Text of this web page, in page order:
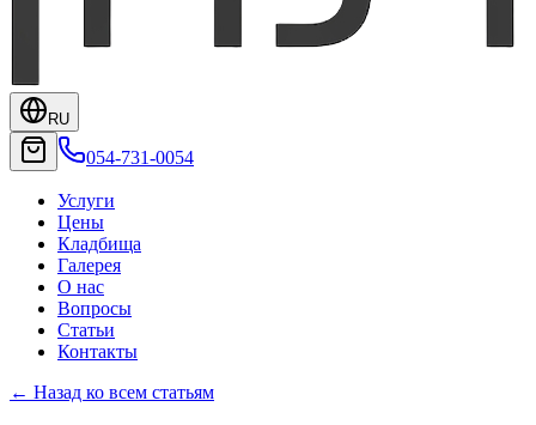
RU
054-731-0054
Услуги
Цены
Кладбища
Галерея
О нас
Вопросы
Статьи
Контакты
← Назад ко всем статьям